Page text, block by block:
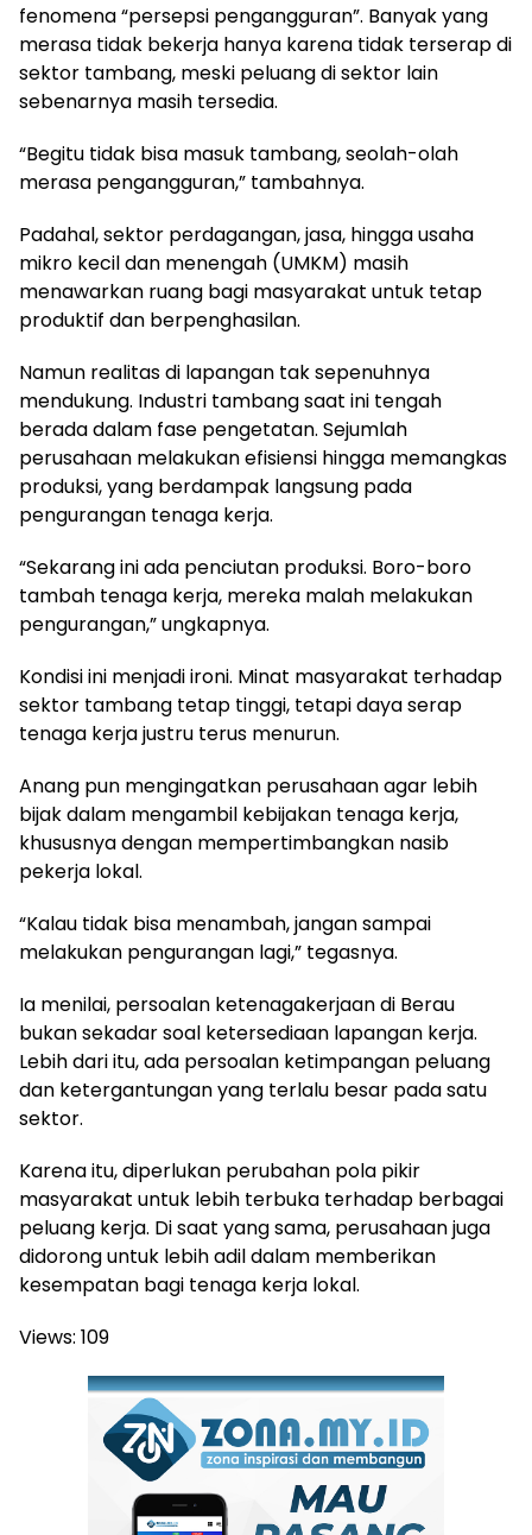
fenomena “persepsi pengangguran”. Banyak yang
merasa tidak bekerja hanya karena tidak terserap di
sektor tambang, meski peluang di sektor lain
sebenarnya masih tersedia.
“Begitu tidak bisa masuk tambang, seolah-olah
merasa pengangguran,” tambahnya.
Padahal, sektor perdagangan, jasa, hingga usaha
mikro kecil dan menengah (UMKM) masih
menawarkan ruang bagi masyarakat untuk tetap
produktif dan berpenghasilan.
Namun realitas di lapangan tak sepenuhnya
mendukung. Industri tambang saat ini tengah
berada dalam fase pengetatan. Sejumlah
perusahaan melakukan efisiensi hingga memangkas
produksi, yang berdampak langsung pada
pengurangan tenaga kerja.
“Sekarang ini ada penciutan produksi. Boro-boro
tambah tenaga kerja, mereka malah melakukan
pengurangan,” ungkapnya.
Kondisi ini menjadi ironi. Minat masyarakat terhadap
sektor tambang tetap tinggi, tetapi daya serap
tenaga kerja justru terus menurun.
Anang pun mengingatkan perusahaan agar lebih
bijak dalam mengambil kebijakan tenaga kerja,
khususnya dengan mempertimbangkan nasib
pekerja lokal.
“Kalau tidak bisa menambah, jangan sampai
melakukan pengurangan lagi,” tegasnya.
Ia menilai, persoalan ketenagakerjaan di Berau
bukan sekadar soal ketersediaan lapangan kerja.
Lebih dari itu, ada persoalan ketimpangan peluang
dan ketergantungan yang terlalu besar pada satu
sektor.
Karena itu, diperlukan perubahan pola pikir
masyarakat untuk lebih terbuka terhadap berbagai
peluang kerja. Di saat yang sama, perusahaan juga
didorong untuk lebih adil dalam memberikan
kesempatan bagi tenaga kerja lokal.
Views: 109